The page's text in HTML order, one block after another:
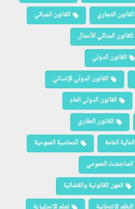
القانون التجاري
القانون الجبائي
القانون الجنائي للأعمال
القانون الدولي
القانون الدولي الإنساني
القانون الدولي العام
القانون العقاري
المالية العامة
المحاسبة العمومية
المناجمنت العمومي
المهن القانونية والقضائية